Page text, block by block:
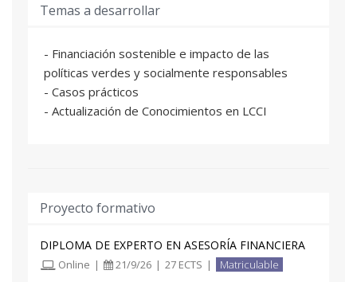
Temas a desarrollar
- Financiación sostenible e impacto de las
políticas verdes y socialmente responsables
- Casos prácticos
- Actualización de Conocimientos en LCCI
Proyecto formativo
DIPLOMA DE EXPERTO EN ASESORÍA FINANCIERA
Online | 21/9/26 | 27 ECTS | Matriculable